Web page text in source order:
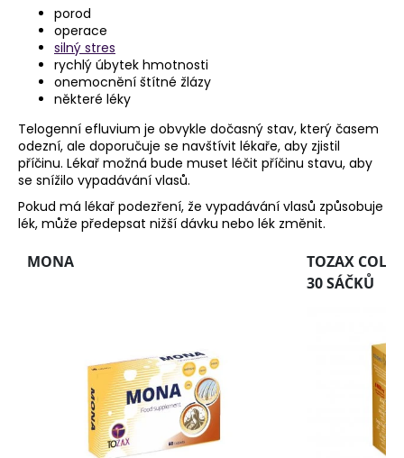
porod
operace
silný stres
rychlý úbytek hmotnosti
onemocnění štítné žlázy
některé léky
Telogenní efluvium je obvykle dočasný stav, který časem
odezní, ale doporučuje se navštívit lékaře, aby zjistil
příčinu. Lékař možná bude muset léčit příčinu stavu, aby
se snížilo vypadávání vlasů.
Pokud má lékař podezření, že vypadávání vlasů způsobuje
lék, může předepsat nižší dávku nebo lék změnit.